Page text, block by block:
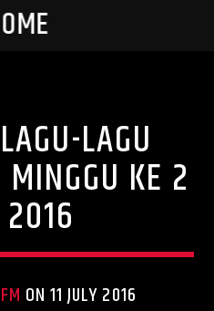
LAGU
KE 2
ON 11 JULY 2016